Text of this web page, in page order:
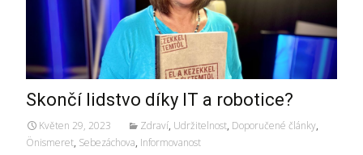
Skončí lidstvo díky IT a robotice?
Květen 29, 2023 Zdraví, Udržitelnost, Doporučené články,
Önismeret, Sebezáchova, Informovanost